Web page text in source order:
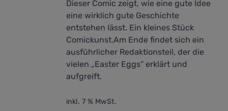
Dieser Comic zeigt, wie eine gute Idee
eine wirklich gute Geschichte
entstehen lässt. Ein kleines Stück
Comickunst.Am Ende findet sich ein
ausführlicher Redaktionsteil, der die
vielen „Easter Eggs“ erklärt und
aufgreift.
inkl. 7 % MwSt.